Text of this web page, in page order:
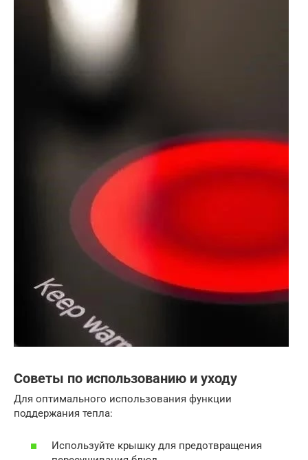
Советы по использованию и уходу
Для оптимального использования функции
поддержания тепла:
Используйте крышку для предотвращения